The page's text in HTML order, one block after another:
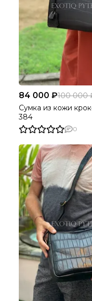
84 000 ₽100 000
Сумка из кожи
384
0